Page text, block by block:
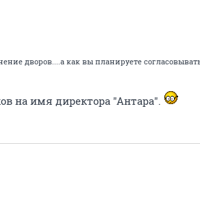
дворов....а как вы планируете
на имя директора "Антара".